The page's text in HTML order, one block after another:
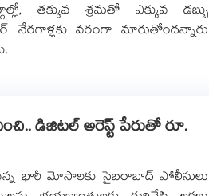
తక్కువ శ్రమతో ఎక్కువ డబ్బు
వరంగా మారుతోందన్నారు
డిజిటల్ అరెస్ట్ పేరుతో రూ.
భారీ మోసాలకు సైబరాబాద్ పోలీసులు